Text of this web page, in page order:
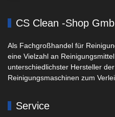
CS Clean -Shop
Als Fachgroßhandel für
eine Vielzahl an
unterschiedlichster Hersteller
Reinigungsmaschinen zum
Service